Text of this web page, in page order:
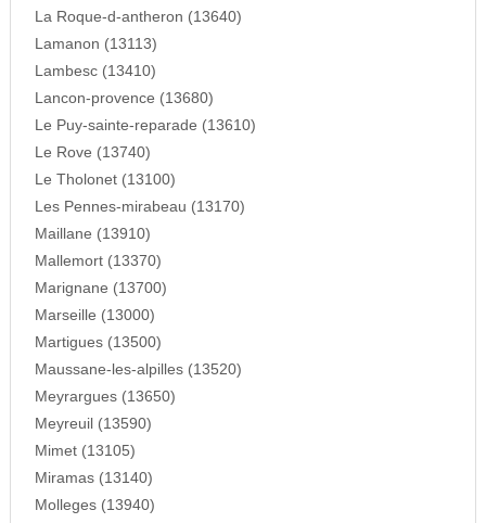
La Roque-d-antheron (13640)
Lamanon (13113)
Lambesc (13410)
Lancon-provence (13680)
Le Puy-sainte-reparade (13610)
Le Rove (13740)
Le Tholonet (13100)
Les Pennes-mirabeau (13170)
Maillane (13910)
Mallemort (13370)
Marignane (13700)
Marseille (13000)
Martigues (13500)
Maussane-les-alpilles (13520)
Meyrargues (13650)
Meyreuil (13590)
Mimet (13105)
Miramas (13140)
Molleges (13940)